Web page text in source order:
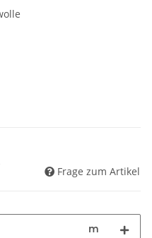
Frage zum Artikel
m